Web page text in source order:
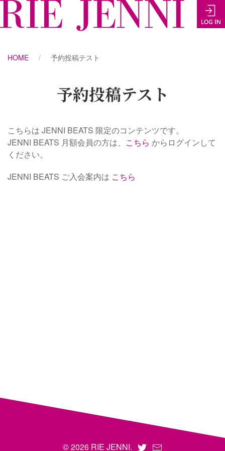
HOME 予約投稿テスト
予約投稿テスト
こちらは JENNI BEATS 限定のコンテンツです。
JENNI BEATS 月額会員の方は、 こちら からログインして
ください。
JENNI BEATS ご入会案内は こちら
© 2026 RIE JENNI.